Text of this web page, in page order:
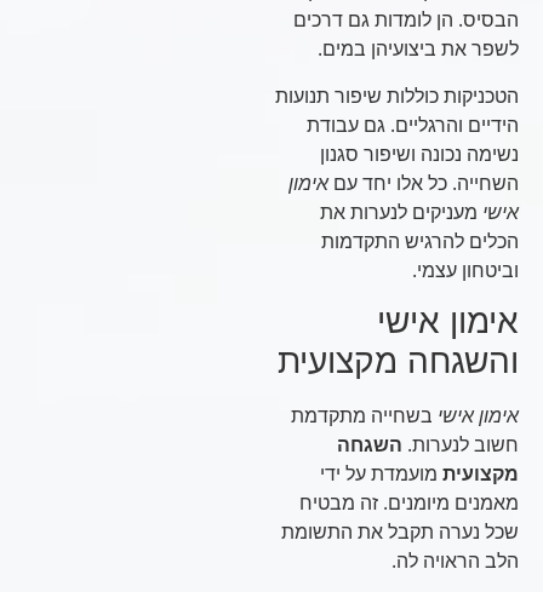
הבסיס. הן לומדות גם דרכים
לשפר את ביצועיהן במים.
הטכניקות כוללות שיפור תנועות
הידיים והרגליים. גם עבודת
נשימה נכונה ושיפור סגנון
השחייה. כל אלו יחד עםאימון
אישימעניקים לנערות את
הכלים להרגיש התקדמות
וביטחון עצמי.
אימון אישי
והשגחה מקצועית
אימון אישיבשחייה מתקדמת
חשוב לנערות.השגחה
מקצועיתמועמדת על ידי
מאמנים מיומנים. זה מבטיח
שכל נערה תקבל את התשומת
הלב הראויה לה.